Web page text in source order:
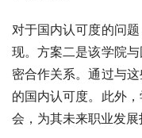
对于国内认可度的问
现。方案二是该学院
密合作关系。通过与
的国内认可度。此外
会，为其未来职业发展